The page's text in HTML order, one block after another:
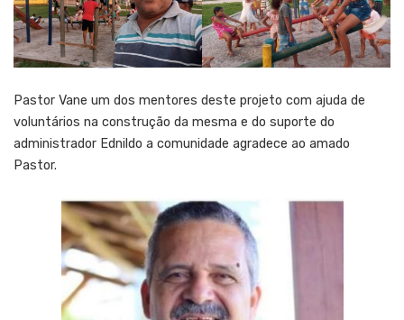
Pastor Vane um dos mentores deste projeto com ajuda de
voluntários na construção da mesma e do suporte do
administrador Ednildo a comunidade agradece ao amado
Pastor.